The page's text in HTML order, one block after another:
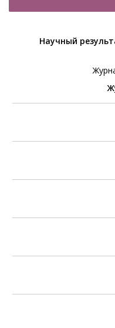
Научный